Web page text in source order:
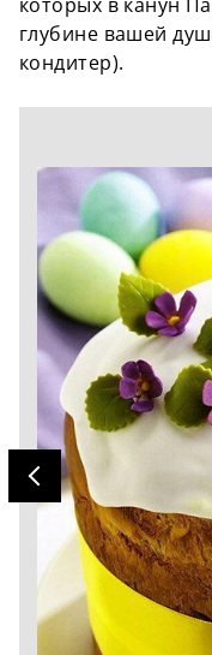
глубине вашей
кондитер).